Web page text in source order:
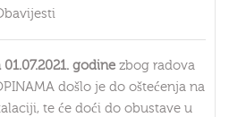
01.07.2021. godine zbog radova
došlo je do oštećenja na
te će doći do obustave u